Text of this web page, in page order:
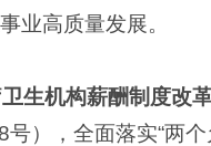
业高质量发展。
生机构薪酬制度改
号），全面落实“两